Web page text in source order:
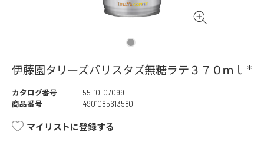
伊藤園タリーズバリスタズ無糖ラテ３７０ｍｌ *
カタログ番号
55-10-07099
商品番号
4901085613580
マイリストに登録する